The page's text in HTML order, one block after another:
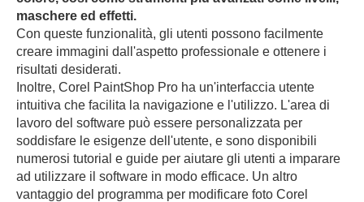
maschere ed effetti.
Con queste funzionalità, gli utenti possono facilmente
creare immagini dall'aspetto professionale e ottenere i
risultati desiderati.
Inoltre, Corel PaintShop Pro ha un'interfaccia utente
intuitiva che facilita la navigazione e l'utilizzo. L'area di
lavoro del software può essere personalizzata per
soddisfare le esigenze dell'utente, e sono disponibili
numerosi tutorial e guide per aiutare gli utenti a imparare
ad utilizzare il software in modo efficace. Un altro
vantaggio del programma per modificare foto Corel